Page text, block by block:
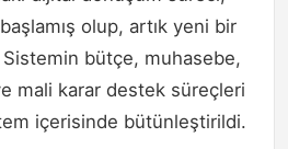
olup, artık yeni bir
Sistemin bütçe, muhasebe,
mali karar destek süreçleri
içerisinde bütünleştirildi.